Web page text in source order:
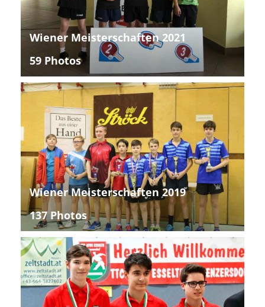
Wiener Meisterschaften 2021
59 Photos
Wiener Meisterschaften 2019
137 Photos